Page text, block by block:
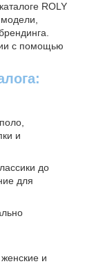
ROLY
с помощью
и
до
для
и